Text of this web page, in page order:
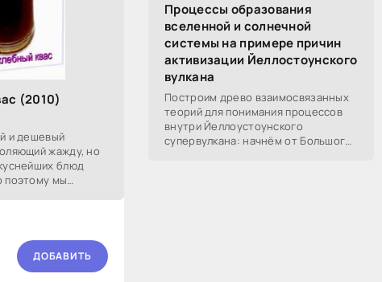
(2010)
и дешевый
жажду, но
блюд
поэтому мы
ДОБАВИТЬ
Процессы образования
вселенной и солнечной
системы на примере причин
активизации Йеллостоунского
вулкана
Построим древо взаимосвязанных
теорий для понимания процессов
внутри Йеллоустоунского
супервулкана: начнём от Большого